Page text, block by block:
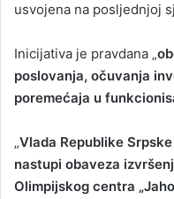
usvojena na posljednjoj
Inicijativa je pravdana „
poslovanja, očuvanja
poremećaja u
„Vlada Republike
nastupi obaveza
Olimpijskog centra